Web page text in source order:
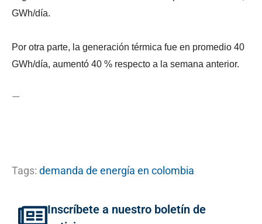
GWh/día.
Por otra parte, la generación térmica fue en promedio 40
GWh/día, aumentó 40 % respecto a la semana anterior.
—
Tags: demanda de energía en colombia
Inscríbete a nuestro boletín de